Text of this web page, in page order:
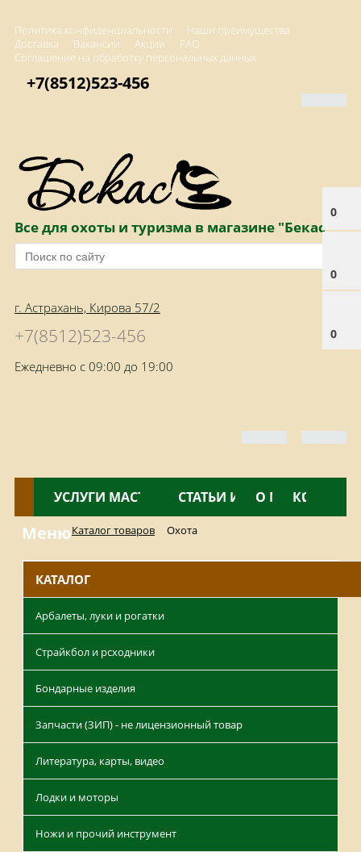
Политика конфиденциальности
Наши преимущества
Доставка
Вакансии Акции
FAQ
Соглашение на обработку персональных данных
0
0
0
+7(8512)523-456
Все для охоты и туризма в магазине "Бекас"
г. Астрахань, Кирова 57/2
+7(8512)523-456
Ежедневно с 09:00 до 19:00
КАТАЛОГ
УСЛУГИ МАСТЕРСКОЙНОВОСТИ
СТАТЬИ И ОБЗОРЫ
О МАГАЗИНЕ
МенюКаталог товаров Охота
КАТАЛОГ
Арбалеты, луки и рогатки
Страйкбол и рсходники
Бондарные изделия
Запчасти (ЗИП) - не лицензионный товар
Литература, карты, видео
Лодки и моторы
Ножи и прочий инструмент